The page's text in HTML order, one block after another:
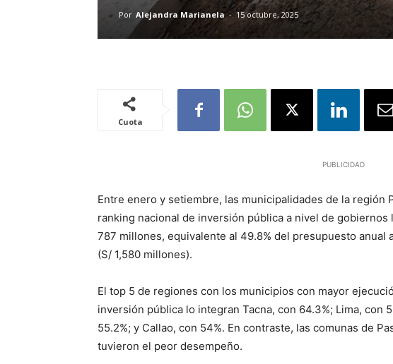
Por Alejandra Marianela - 15 octubre, 2025
Cuota
PUBLICIDAD
Entre enero y setiembre, las municipalidades de la región
ranking nacional de inversión pública a nivel de
787 millones, equivalente al 49.8% del presupuesto anual
(S/ 1,580 millones).
El top 5 de regiones con los municipios con mayor
inversión pública lo integran Tacna, con 64.3%; Lima, con
55.2%; y Callao, con 54%. En contraste, las comunas de
tuvieron el peor desempeño.